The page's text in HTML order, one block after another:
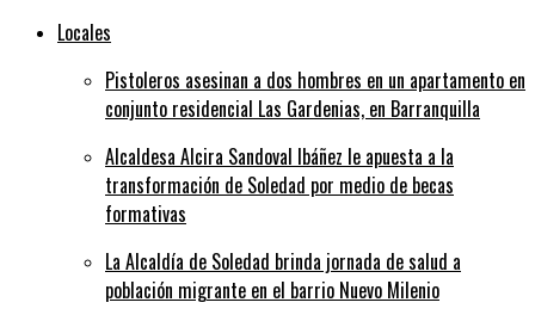
Locales
Pistoleros asesinan a dos hombres en un apartamento en
conjunto residencial Las Gardenias, en Barranquilla
Alcaldesa Alcira Sandoval Ibáñez le apuesta a la
transformación de Soledad por medio de becas
formativas
La Alcaldía de Soledad brinda jornada de salud a
población migrante en el barrio Nuevo Milenio